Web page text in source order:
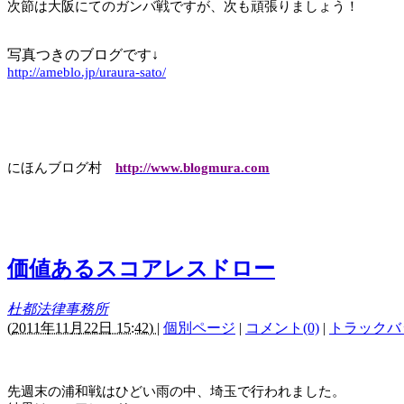
次節は大阪にてのガンバ戦ですが、次も頑張りましょう！
写真つきのブログです↓
http://ameblo.jp/uraura-sato/
にほんブログ村 http://www.blogmura.com
価値あるスコアレスドロー
杜都法律事務所
(2011年11月22日 15:42) | 個別ページ | コメント(0) | トラック
先週末の浦和戦はひどい雨の中、埼玉で行われました。